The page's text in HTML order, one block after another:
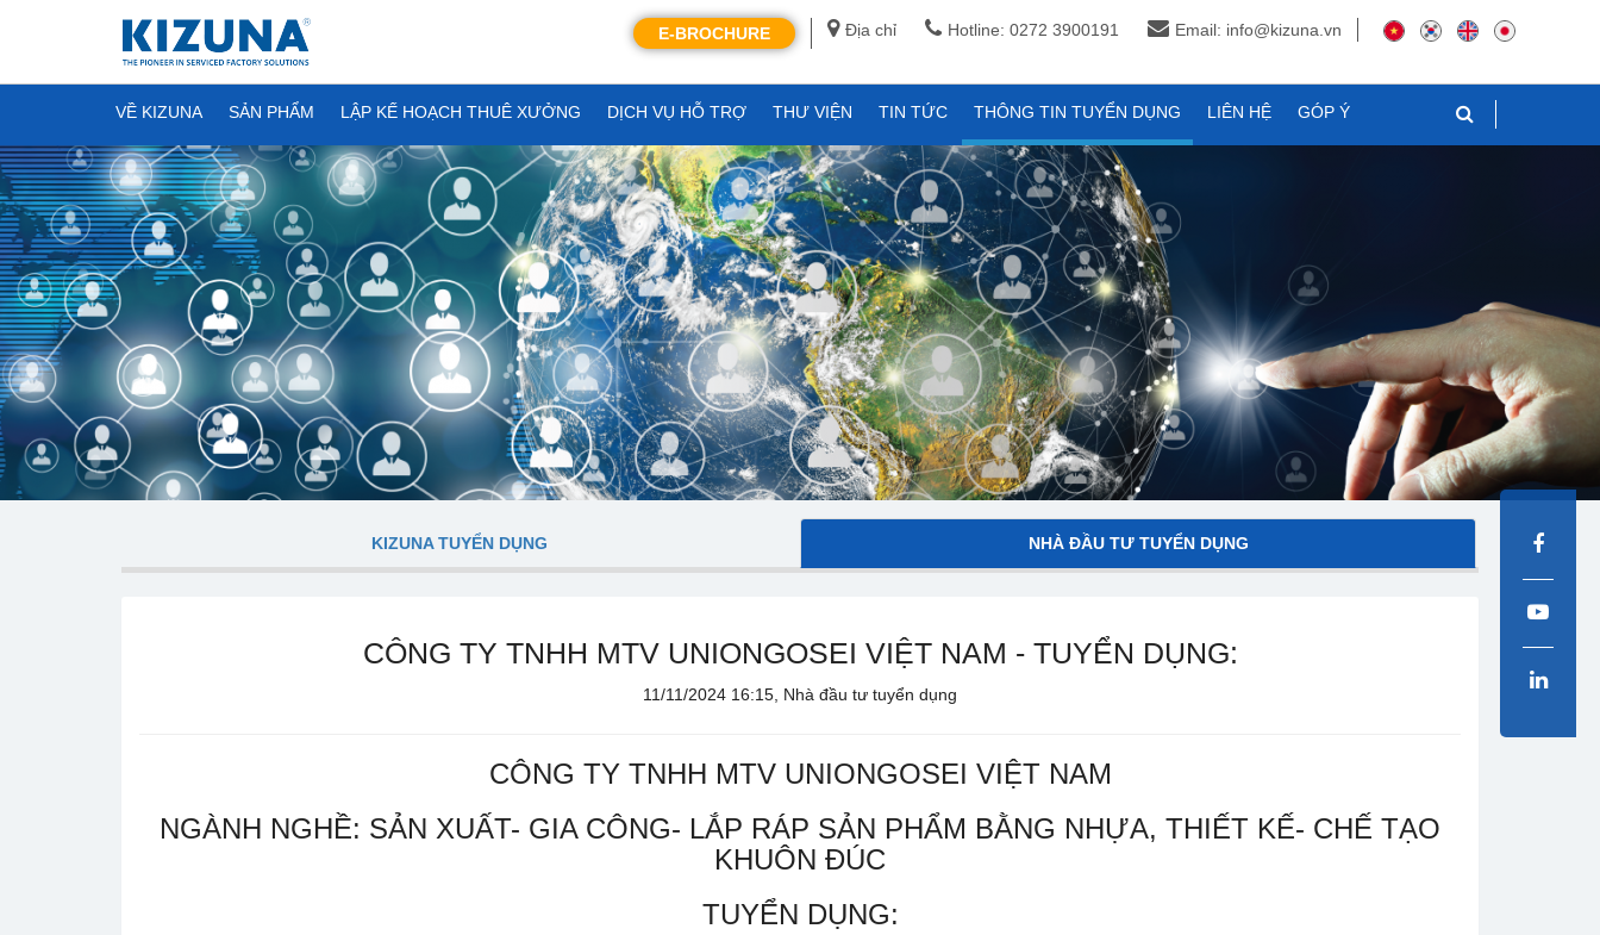
Địa chỉ Hotline: 0272 3900191 Email: info@kizuna.vn
E-BROCHURE
VỀ KIZUNA SẢN PHẨM LẬP KẾ HOẠCH THUÊ XƯỞNG DỊCH VỤ HỖ TRỢ THƯ VIỆN TIN TỨC THÔNG TIN TUYỂN DỤNG LIÊN HỆ GÓP Ý
KIZUNA TUYỂN DỤNG NHÀ ĐẦU TƯ TUYỂN DỤNG
CÔNG TY TNHH MTV UNIONGOSEI VIỆT NAM - TUYỂN DỤNG:
11/11/2024 16:15, Nhà đầu tư tuyển dụng
CÔNG TY TNHH MTV UNIONGOSEI VIỆT NAM
NGÀNH NGHỀ: SẢN XUẤT- GIA CÔNG- LẮP RÁP SẢN PHẨM BẰNG NHỰA, THIẾT KẾ- CHẾ TẠO
KHUÔN ĐÚC
TUYỂN DỤNG: